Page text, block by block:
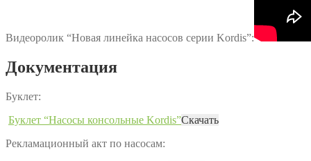
Видеоролик “Новая линейка насосов серии Kordis”:
Документация
Буклет:
Буклет “Насосы консольные Kordis”Скачать
Рекламационный акт по насосам: